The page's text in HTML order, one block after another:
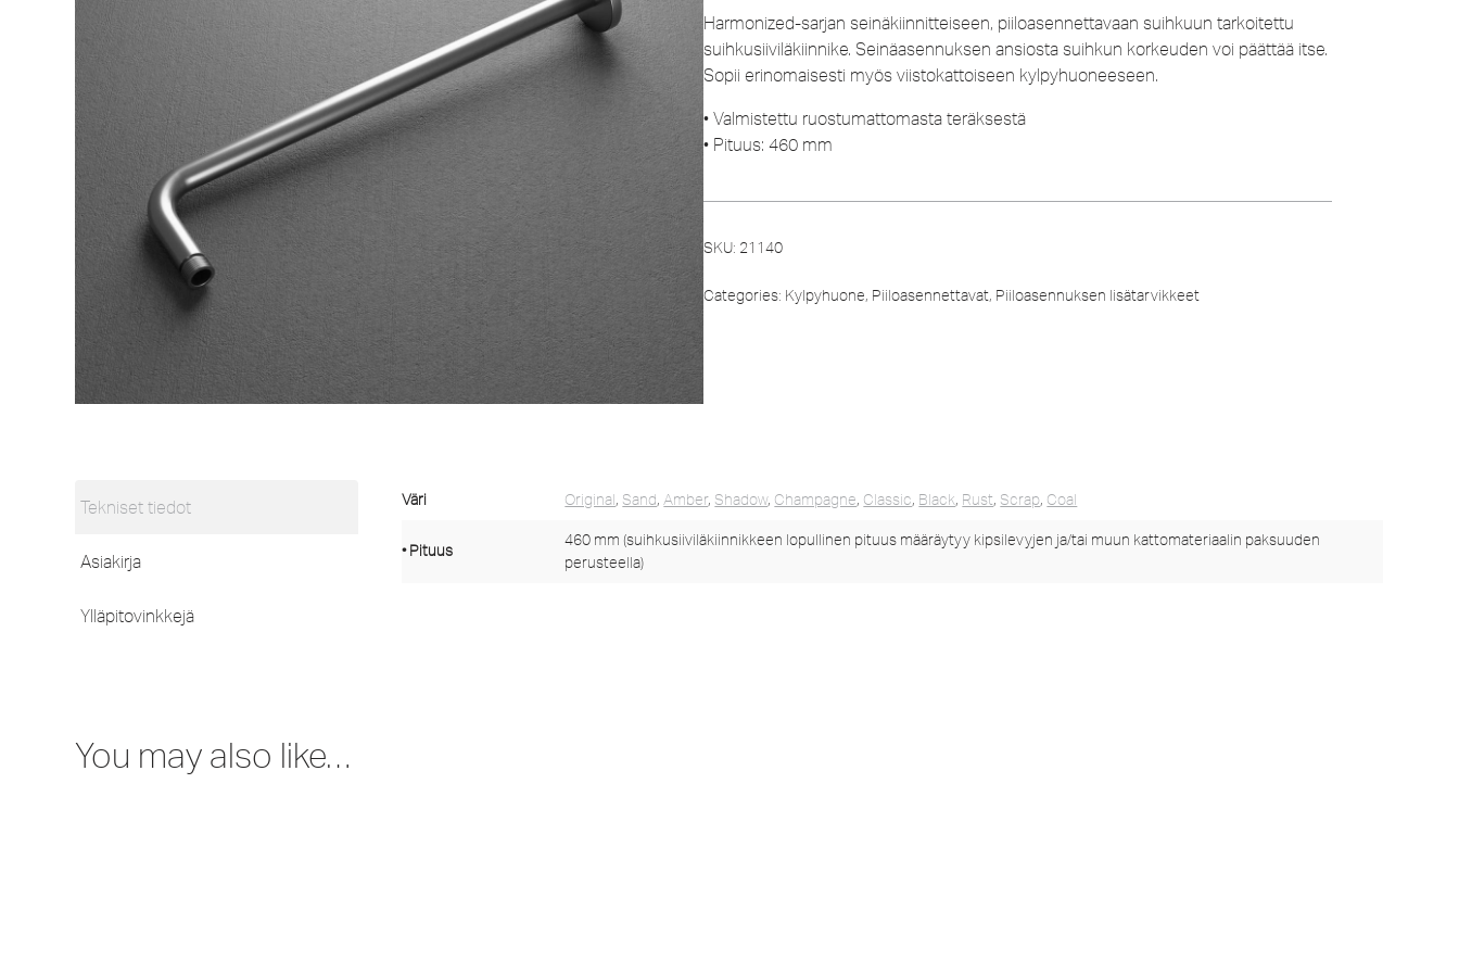
Harmonized-sarjan seinäkiinnitteiseen, piiloasennettavaan suihkuun tarkoitettu
suihkusiiviläkiinnike. Seinäasennuksen ansiosta suihkun korkeuden voi päättää itse.
Sopii erinomaisesti myös viistokattoiseen kylpyhuoneeseen.
• Valmistettu ruostumattomasta teräksestä
• Pituus: 460 mm
SKU: 21140
Categories: Kylpyhuone, Piiloasennettavat, Piiloasennuksen lisätarvikkeet
Tekniset tiedot
Asiakirja
Ylläpitovinkkejä
Väri Original, Sand,Amber, Shadow, Champagne, Classic, Black, Rust, Scrap, Coal
• Pituus
460 mm (suihkusiiviläkiinnikkeen lopullinen pituus määräytyy kipsilevyjen ja/tai muun kattomateriaalin paksuuden
perusteella)
You may also like…